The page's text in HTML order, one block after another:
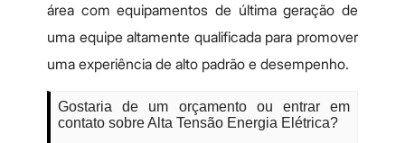
área com equipamentos de última geração de
uma equipe altamente qualificada para promover
uma experiência de alto padrão e desempenho.
Gostaria de um orçamento ou entrar em
contato sobre Alta Tensão Energia Elétrica?